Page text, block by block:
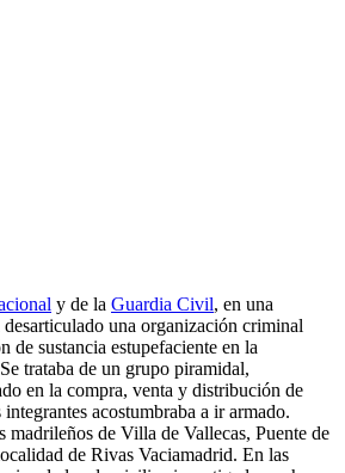
y de la Guardia Civil, en una
una organización criminal
de sustancia estupefaciente en la
trataba de un grupo piramidal,
en la compra, venta y distribución de
acostumbraba a ir armado.
madrileños de Villa de Vallecas, Puente de
de Rivas Vaciamadrid. En las